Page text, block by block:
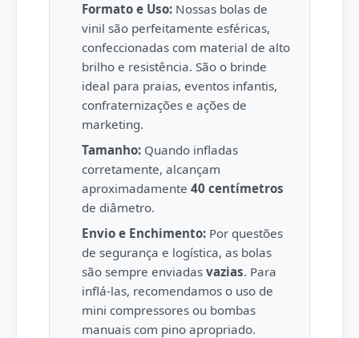
Formato e Uso: Nossas bolas de
vinil são perfeitamente esféricas,
confeccionadas com material de alto
brilho e resistência. São o brinde
ideal para praias, eventos infantis,
confraternizações e ações de
marketing.
Tamanho: Quando infladas
corretamente, alcançam
aproximadamente 40 centímetros
de diâmetro.
Envio e Enchimento: Por questões
de segurança e logística, as bolas
são sempre enviadas vazias. Para
inflá-las, recomendamos o uso de
mini compressores ou bombas
manuais com pino apropriado.